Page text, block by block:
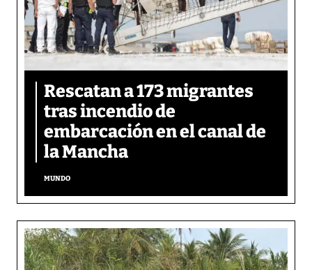
Rescatan a 173 migrantes
tras incendio de
embarcación en el canal de
la Mancha
MUNDO